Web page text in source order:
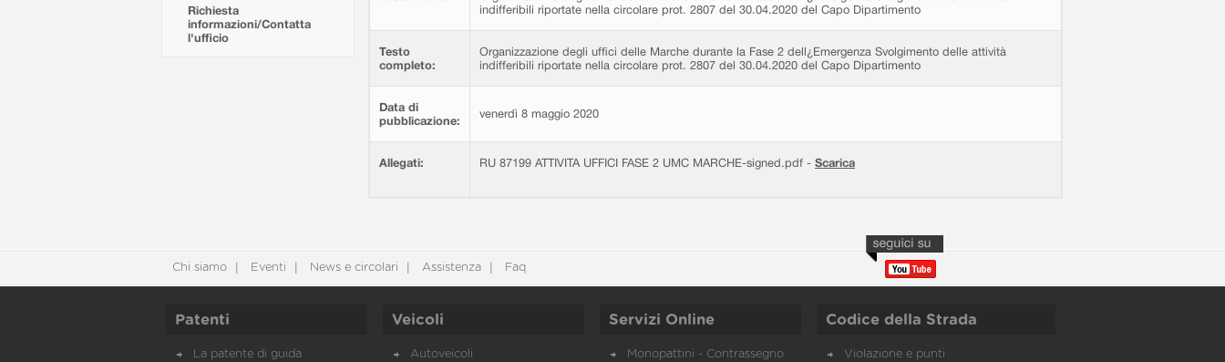
Richiesta
informazioni/Contatta
l'ufficio
indifferibili riportate nella circolare prot. 2807 del 30.04.2020 del Capo Dipartimento
Testo
completo:
Organizzazione degli uffici delle Marche durante la Fase 2 dell¿Emergenza Svolgimento delle attività
indifferibili riportate nella circolare prot. 2807 del 30.04.2020 del Capo Dipartimento
Data di
pubblicazione:
venerdì 8 maggio 2020
Allegati: RU 87199 ATTIVITA UFFICI FASE 2 UMC MARCHE-signed.pdf - Scarica
Chi siamo Eventi News e circolari Assistenza Faq
Patenti
La patente di guida
Veicoli
Autoveicoli
Servizi Online
Monopattini - Contrassegno
Codice della Strada
Violazione e punti